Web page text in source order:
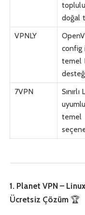
doğal
VPNLY
config
temel
7VPN
Sınırlı
temel
1. Planet VPN –
Ücretsiz Çözüm 🏆